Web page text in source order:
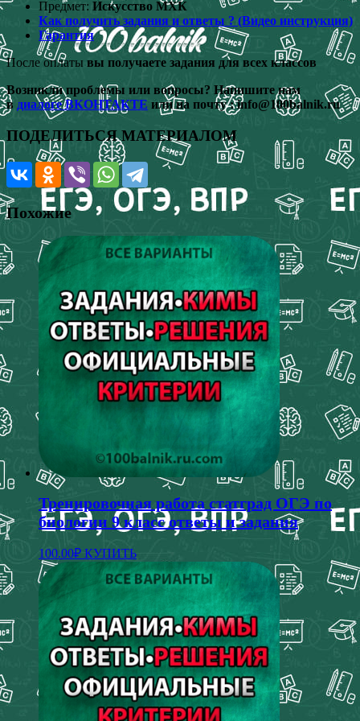
Предмет: Искусство МХК
Как получить задания и ответы ? (Видео инструкция)
Гарантия
После оплаты вы получаете задания для всех классов
Возникли проблемы или вопросы? Напишите нам
в диалоге ВКОНТАКТЕ или на почту : info@100balnik.ru
ПОДЕЛИТЬСЯ МАТЕРИАЛОМ
Похожие
Тренировочная работа статград ОГЭ по
биологии 9 класс ответы и задания
100.00₽ КУПИТЬ